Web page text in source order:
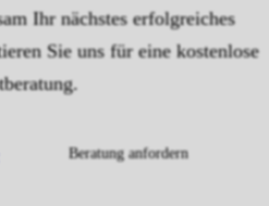
Ihr nächstes erfolgreiches
Sie uns für eine kostenlose
Beratung anfordern